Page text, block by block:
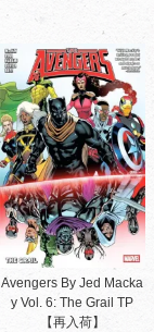
Avengers By Jed Macka
y Vol. 6: The Grail TP
【再入荷】